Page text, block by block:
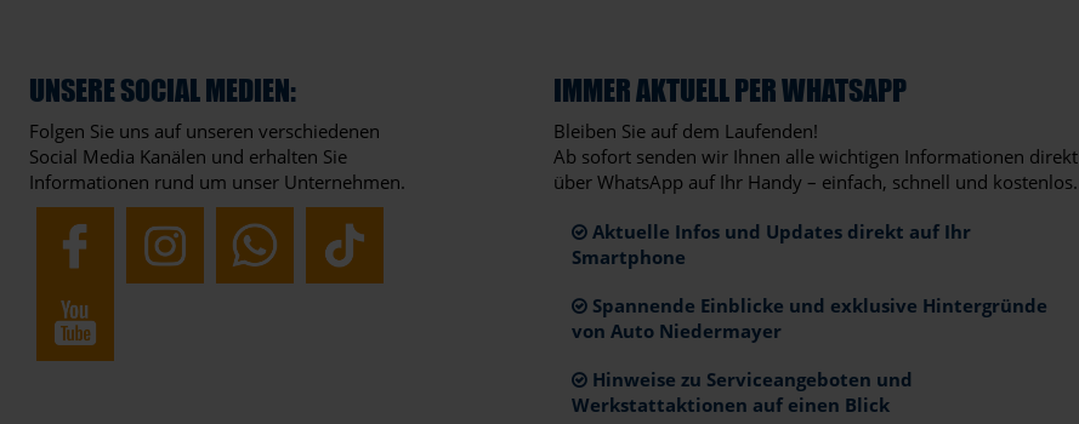
UNSERE SOCIAL MEDIEN:
Folgen Sie uns auf unseren verschiedenen
Social Media Kanälen und erhalten Sie
Informationen rund um unser Unternehmen.
IMMER AKTUELL PER WHATSAPP
Bleiben Sie auf dem Laufenden!
Ab sofort senden wir Ihnen alle wichtigen Informationen direkt
über WhatsApp auf Ihr Handy – einfach, schnell und kostenlos.
Aktuelle Infos und Updates direkt auf Ihr
Smartphone
Spannende Einblicke und exklusive Hintergründe
von Auto Niedermayer
Hinweise zu Serviceangeboten und
Werkstattaktionen auf einen Blick